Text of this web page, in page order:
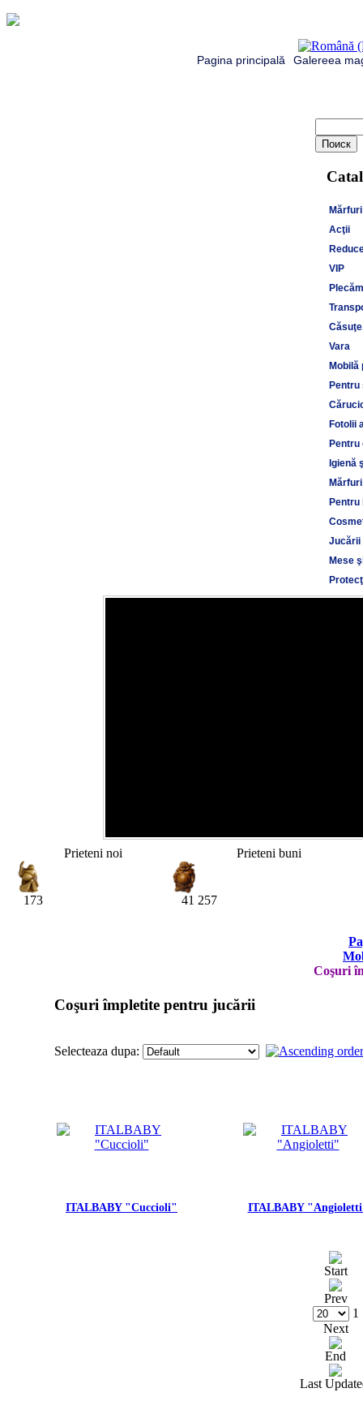
Pagina principală Galereea
Acţii
VIP
Vara
Mobilă
Pentru
Fotolii
Igienă
Pentru
Jucării
Mese
Prieteni noi
173
Prieteni buni
41 257
Coşuri
Coşuri împletite pentru jucării
Selecteaza dupa:
ITALBABY "Cuccioli" ITALBABY
Start
Prev
1
Next
End
Last